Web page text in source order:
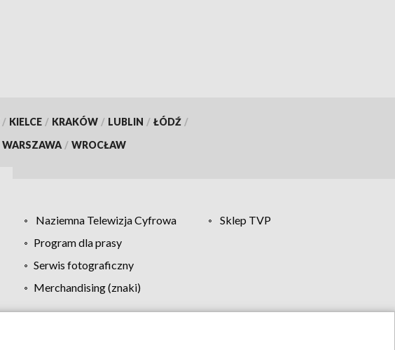
/ KIELCE / KRAKÓW / LUBLIN / ŁÓDŹ /
WARSZAWA / WROCŁAW
Naziemna Telewizja Cyfrowa
Sklep TVP
Program dla prasy
Serwis fotograficzny
Merchandising (znaki)